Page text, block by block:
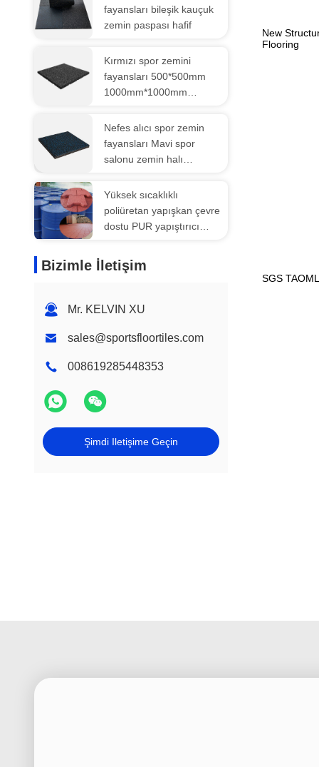
fayansları bileşik kauçuk
zemin paspası hafif
Kırmızı spor zemini
fayansları 500*500mm
1000mm*1000mm
zemini
Nefes alıcı spor zemin
fayansları Mavi spor
salonu zemin halı
500X500X20mm
Yüksek sıcaklıklı
poliüretan yapışkan çevre
dostu PUR yapıştırıcı
Bizimle İletişim
Mr. KELVIN XU
sales@sportsfloortiles.com
008619285448353
Şimdi Iletişime Geçin
New
Flooring
SGS TAOML